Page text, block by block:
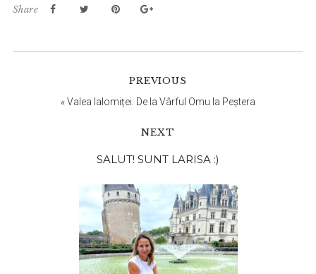
Share
PREVIOUS
«Valea Ialomiței: De la Vârful Omu la Peștera
NEXT
principală
SALUT! SUNT LARISA :)